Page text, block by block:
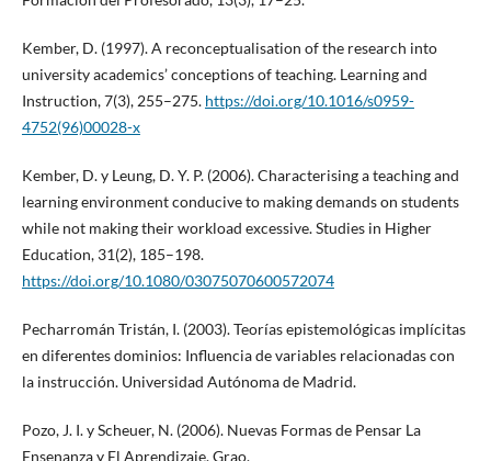
Kember, D. (1997). A reconceptualisation of the research into
university academics’ conceptions of teaching. Learning and
Instruction, 7(3), 255–275. https://doi.org/10.1016/s0959-
4752(96)00028-x
Kember, D. y Leung, D. Y. P. (2006). Characterising a teaching and
learning environment conducive to making demands on students
while not making their workload excessive. Studies in Higher
Education, 31(2), 185–198.
https://doi.org/10.1080/03075070600572074
Pecharromán Tristán, I. (2003). Teorías epistemológicas implícitas
en diferentes dominios: Influencia de variables relacionadas con
la instrucción. Universidad Autónoma de Madrid.
Pozo, J. I. y Scheuer, N. (2006). Nuevas Formas de Pensar La
Ensenanza y El Aprendizaje. Grao.